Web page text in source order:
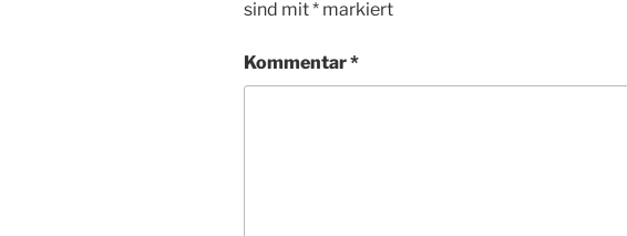
sind mit* markiert
Kommentar*